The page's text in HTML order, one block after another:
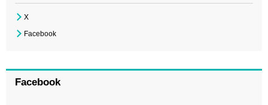
X
Facebook
Facebook